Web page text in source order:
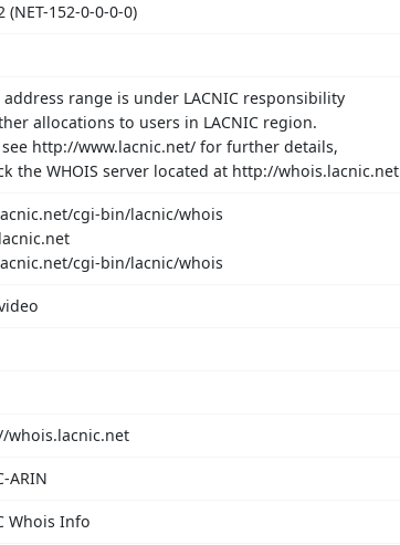
(NET-152-0-0-0-0)
address range is under LACNIC responsibility
allocations to users in LACNIC region.
see http://www.lacnic.net/ for further details,
the WHOIS server located at http://whois.lacnic.net
cgi-bin/lacnic/whois
cgi-bin/lacnic/whois
whois.lacnic.net
ARIN
Whois Info